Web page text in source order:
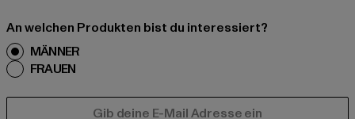
An welchen Produkten bist du interessiert?
MÄNNER
FRAUEN